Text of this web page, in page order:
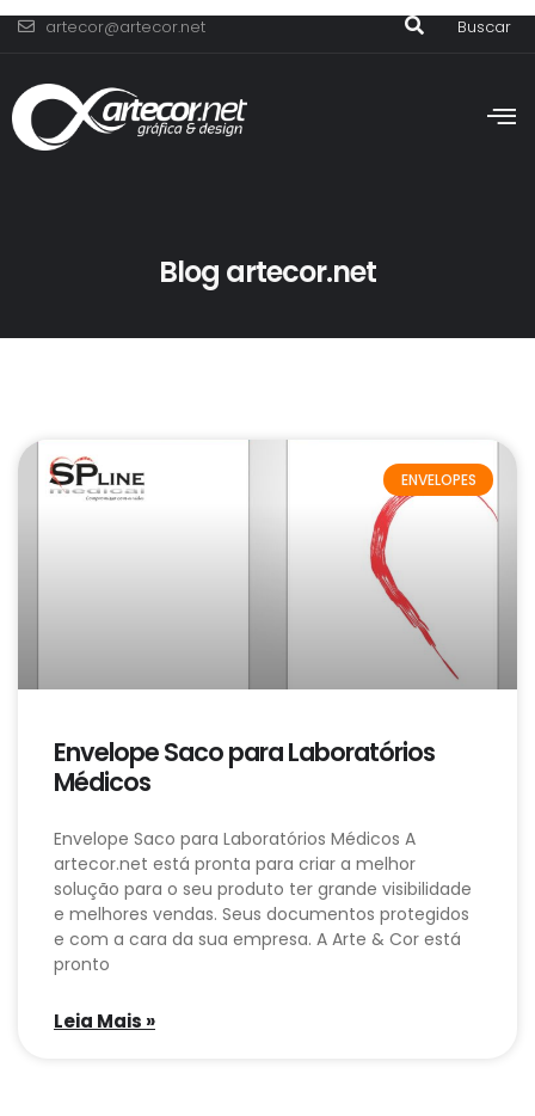
artecor@artecor.net Buscar
Blog artecor.net
ENVELOPES
Envelope Saco para Laboratórios
Médicos
Envelope Saco para Laboratórios Médicos A
artecor.net está pronta para criar a melhor
solução para o seu produto ter grande visibilidade
e melhores vendas. Seus documentos protegidos
e com a cara da sua empresa. A Arte & Cor está
pronto
Leia Mais »